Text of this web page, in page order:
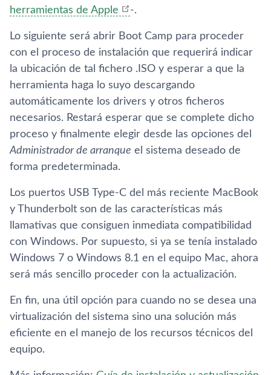
herramientas de Apple
-.
Lo siguiente será abrir Boot Camp para proceder
con el proceso de instalación que requerirá indicar
la ubicación de tal fichero .ISO y esperar a que la
herramienta haga lo suyo descargando
automáticamente los drivers y otros ficheros
necesarios. Restará esperar que se complete dicho
proceso y finalmente elegir desde las opciones del
Administrador de arranque el sistema deseado de
forma predeterminada.
Los puertos USB Type-C del más reciente MacBook
y Thunderbolt son de las caracterí­sticas más
llamativas que consiguen inmediata compatibilidad
con Windows. Por supuesto, si ya se tení­a instalado
Windows 7 o Windows 8.1 en el equipo Mac, ahora
será más sencillo proceder con la actualización.
En fin, una útil opción para cuando no se desea una
virtualización del sistema sino una solución más
eficiente en el manejo de los recursos técnicos del
equipo.